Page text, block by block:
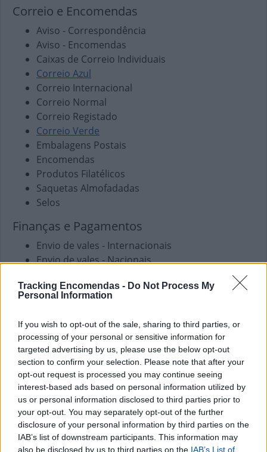
Tracking Encomendas - Do Not Process My
Personal Information
If you wish to opt-out of the sale, sharing to third parties, or
processing of your personal or sensitive information for
targeted advertising by us, please use the below opt-out
section to confirm your selection. Please note that after your
opt-out request is processed you may continue seeing
interest-based ads based on personal information utilized by
us or personal information disclosed to third parties prior to
your opt-out. You may separately opt-out of the further
disclosure of your personal information by third parties on the
IAB’s list of downstream participants. This information may
also be disclosed by us to third parties on the IAB’s List of
Correio e Encomendas
Aviso - Correspondência
Aviso - Encomendas
Caixas de Correio Individuais
Correio Azul
Correio Internacional
Correio Normal
Correio Registado
Correio Verde
Embalagens Postais
Encomendas
Produtos Filatélicos
Saquetas Almofadadas
Selos
Finanças e Pagamentos
Envio de vales - Internacionais
Envio de vales - Nacionais
Pagamento de Portagens
Pagamento de Vales
Outros Serviços
Carregamento de Telemóveis